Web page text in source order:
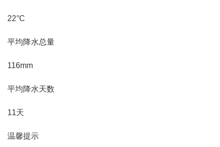
22°C
平均降水总量
116mm
平均降水天数
11天
温馨提示